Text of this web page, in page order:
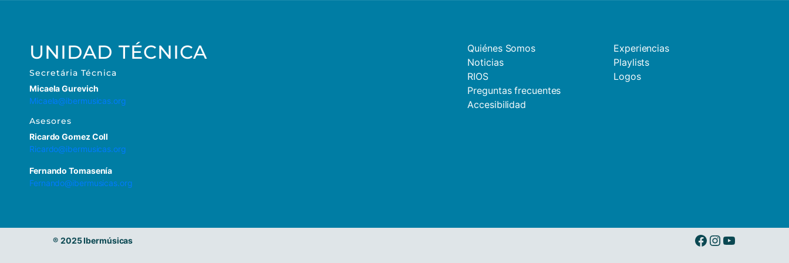
UNIDAD TÉCNICA
Secretária Técnica
Micaela Gurevich
Micaela@ibermusicas.org
Asesores
Ricardo Gomez Coll
Ricardo@ibermusicas.org
Fernando Tomasenía
Fernando@ibermusicas.org
Quiénes Somos
Noticias
RIOS
Preguntas frecuentes
Accesibilidad
Experiencias
Playlists
Logos
® 2025 Ibermúsicas Ibermusicas en Facebook Ibermusicas en Instagram Ibermusicas en Youtube